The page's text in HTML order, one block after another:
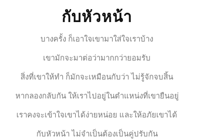
กับหัวหน้า
บางครั้ง ก็เอาใจเขามาใส่ใจเราบ้าง
เขามักจะมาต่อว่ามากกว่ายอมรับ
สิ่งที่เขาให้ทำ ก็มักจะเหมือนกับว่า ไม่รู้จักจบสิ้น
หากลองกลับกัน ให้เราไปอยู่ในตำแหน่งที่เขายืนอยู่
เราคงจะเข้าใจเขาได้ง่ายหน่อย และให้อภัยเขาได้
กับหัวหน้า ไม่จำเป็นต้องเป็นคู่ปรับกัน